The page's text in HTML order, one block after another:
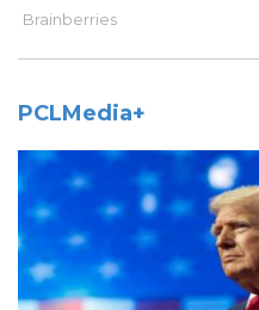
PCLMedia+